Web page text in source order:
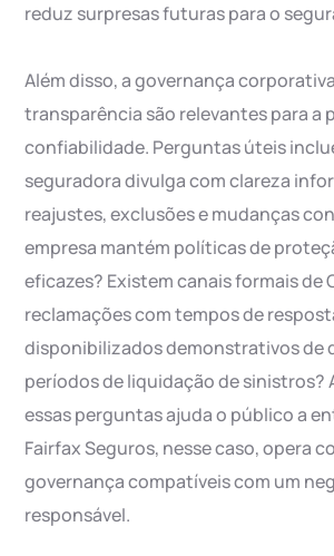
reduz surpresas futuras para o
Além disso, a governança
transparência são relevantes para a
confiabilidade. Perguntas úteis
seguradora divulga com clareza
reajustes, exclusões e mudanças
empresa mantém políticas de
eficazes? Existem canais formais de
reclamações com tempos de
disponibilizados demonstrativos de
períodos de liquidação de sinistros?
essas perguntas ajuda o público a
Fairfax Seguros, nesse caso, opera
governança compatíveis com um
responsável.